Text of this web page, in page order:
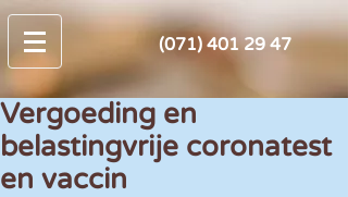
(071) 401 29 47
Vergoeding en
belastingvrije coronatest
en vaccin